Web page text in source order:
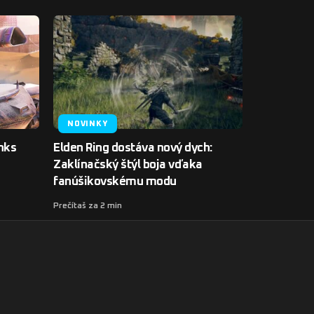
NOVINKY
Elden Ring dostáva nový dych:
Zaklínačský štýl boja vďaka
fanúšikovskému modu
Prečítaš za 2 min